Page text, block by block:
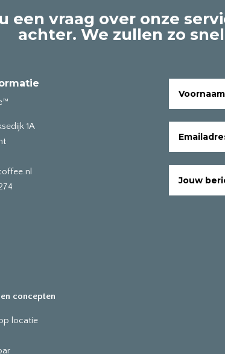
een vraag over onze
achter. We zullen zo
1A
concepten
locatie